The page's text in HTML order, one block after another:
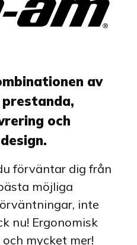
av
och
förväntar dig från
möjliga
inte
nu! Ergonomisk
mycket mer!